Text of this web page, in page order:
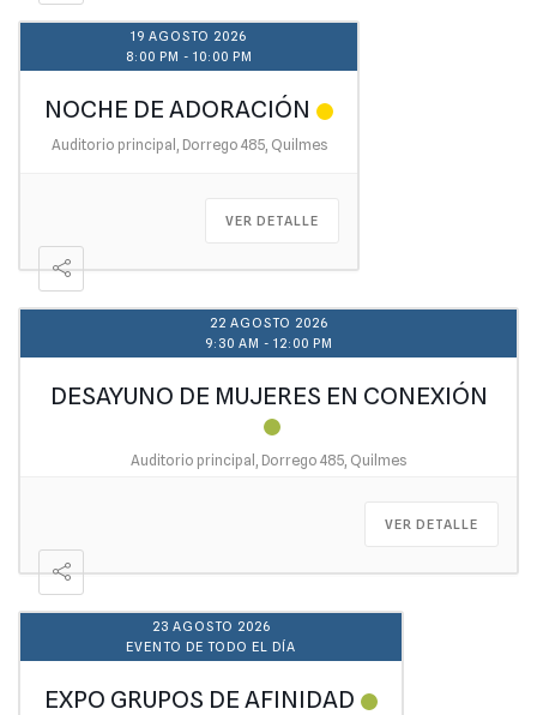
19 AGOSTO 2026
8:00 PM - 10:00 PM
NOCHE DE ADORACIÓN
Auditorio principal, Dorrego 485, Quilmes
VER DETALLE
22 AGOSTO 2026
9:30 AM - 12:00 PM
DESAYUNO DE MUJERES EN CONEXIÓN
Auditorio principal, Dorrego 485, Quilmes
VER DETALLE
23 AGOSTO 2026
EVENTO DE TODO EL DÍA
EXPO GRUPOS DE AFINIDAD